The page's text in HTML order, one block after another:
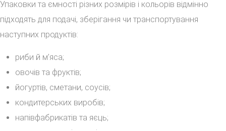
Упаковки та ємності різних розмірів і кольорів відмінно
підходять для подачі, зберігання чи транспортування
наступних продуктів:
риби й м’яса;
овочів та фруктів;
йогуртів, сметани, соусів;
кондитерських виробів;
напівфабрикатів та яєць;